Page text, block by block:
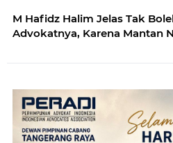
POLRES ROTE NDAO
M Hafidz Halim Jelas Tak
Advokatnya, Karena Mantan